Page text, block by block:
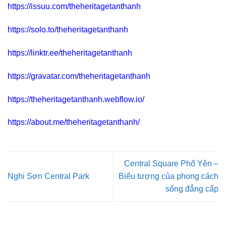
https://issuu.com/theheritagetanthanh
https://solo.to/theheritagetanthanh
https://linktr.ee/theheritagetanthanh
https://gravatar.com/theheritagetanthanh
https://theheritagetanthanh.webflow.io/
https://about.me/theheritagetanthanh/
Nghi Sơn Central Park
Central Square Phổ Yên –
Biểu tượng của phong cách
sống đẳng cấp